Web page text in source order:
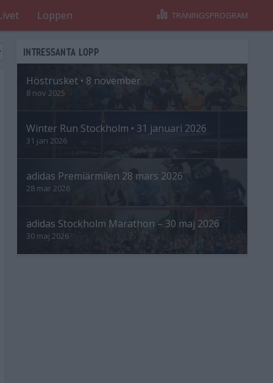
Loppen TRÄNINGSPROGRAM
INTRESSANTA LOPP
Höstrusket • 8 november
8 nov 2025
Winter Run Stockholm • 31 januari 2026
31 jan 2026
adidas Premiärmilen 28 mars 2026
28 mar 2026
adidas Stockholm Marathon – 30 maj 2026
30 maj 2026